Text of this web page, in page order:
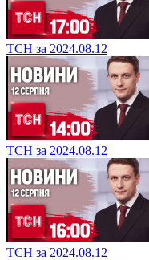
ТСН за 2024.08.12
ТСН за 2024.08.12
ТСН за 2024.08.12